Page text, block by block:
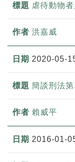
虐待動物
洪嘉威
2020-05-
簡談刑法
賴威平
2016-01-